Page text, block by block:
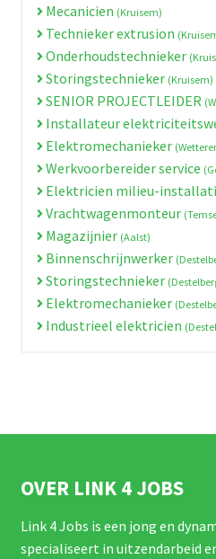
Mecanicien (Kruisem)
Technieker extrusion
Onderhoudstechnieker
Storingstechnieker (Kruisem)
SENIOR PROJECTLEIDER
Installateur
Elektromechanieker
Werkvoorbereider service
Elektricien milieu-
Vrachtwagenmonteur
Magazijnier (Aalst)
Binnenschrijnwerker
Storingstechnieker
Elektromechanieker
Industrieel elektricien
OVER LINK 4 JOBS
Link 4 Jobs is een jong en
specialiseert in uitzendarbeid